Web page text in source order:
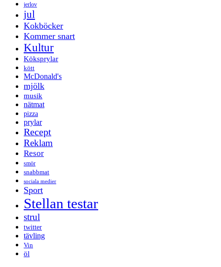
jerlov
jul
Kokböcker
Kommer snart
Kultur
Köksprylar
kött
McDonald's
mjölk
musik
nätmat
pizza
prylar
Recept
Reklam
Resor
smör
snabbmat
sociala medier
Sport
Stellan testar
strul
twitter
tävling
Vin
öl